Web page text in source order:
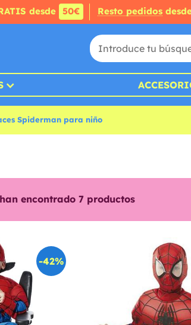
desde 50€ Resto pedidos
Spiderman para niño
encontrado 7 productos
-42%